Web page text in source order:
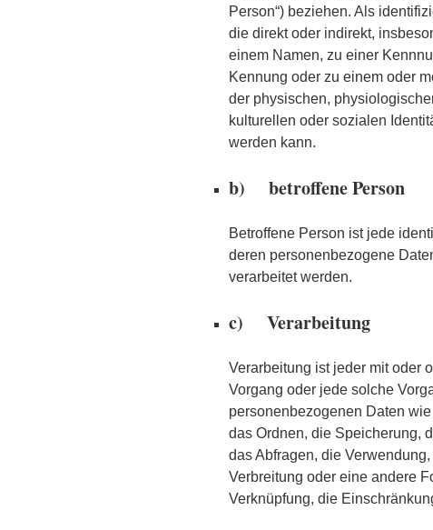
Person“) beziehen. Als
die direkt oder indirekt,
einem Namen, zu einer
Kennung oder zu einem oder
der physischen,
kulturellen oder sozialen
werden kann.
b) betroffene Person
Betroffene Person ist jede
deren personenbezogene
verarbeitet werden.
c) Verarbeitung
Verarbeitung ist jeder mit oder
Vorgang oder jede solche
personenbezogenen Daten
das Ordnen, die Speicherung,
das Abfragen, die
Verbreitung oder eine andere
Verknüpfung, die